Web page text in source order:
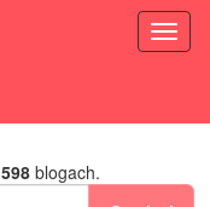
598blogach.